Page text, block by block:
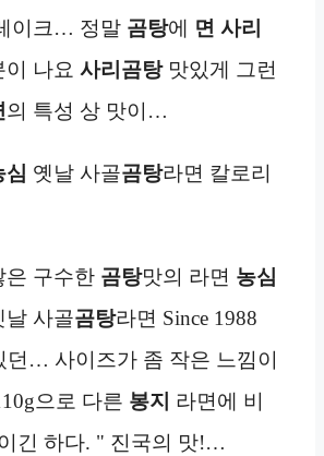
이크… 정말 곰탕에 면 사리
나요 사리곰탕맛있게 그런
의 특성 상 맛이…
심 옛날 사골곰탕라면 칼로리
은 구수한 곰탕맛의 라면 농심
날 사골곰탕라면 Since 1988
던… 사이즈가 좀 작은 느낌이
으로 다른 봉지 라면에 비
긴 하다. " 진국의 맛!…